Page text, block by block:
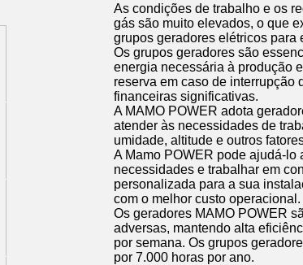
As condições de trabalho e os
gás são muito elevados, o que
grupos geradores elétricos para
Os grupos geradores são
energia necessária à produção
reserva em caso de interrupção
financeiras significativas.
A MAMO POWER adota
atender às necessidades de
umidade, altitude e outros
A Mamo POWER pode ajudá-lo
necessidades e trabalhar em
personalizada para a sua
com o melhor custo operacional.
Os geradores MAMO POWER
adversas, mantendo alta
por semana. Os grupos
por 7.000 horas por ano.